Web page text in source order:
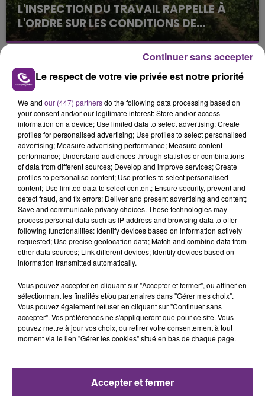
L'INSPECTION DU TRAVAIL RAPPELLE À
L'ORDRE SUR LES CONDITIONS DE...
Alors que les dates de début des vendange 2026
s'est avéré être plus précoce que prévu,
l'inspection du Travail en profite pour rappeler
les conditions de...
TITRES DIFFUSÉS
1h39
1h39
AMIR
On Dirait
1h36
1h36
ALEX WARREN
Fever Dream
Le respect de votre vie privée est notre priorité
We and our (447) partnersdo the following data processing based on
your consent and/or our legitimate interest: Store and/or access
information on a device; Use limited data to select advertising; Create
profiles for personalised advertising; Use profiles to select personalised
advertising; Measure advertising performance; Measure content
performance; Understand audiences through statistics or combinations
of data from different sources; Develop and improve services; Create
profiles to personalise content; Use profiles to select personalised
content; Use limited data to select content; Ensure security, prevent and
detect fraud, and fix errors; Deliver and present advertising and content;
Save and communicate privacy choices. These technologies may
process personal data such as IP address and browsing data to offer
following functionalities: Identify devices based on information actively
requested; Use precise geolocation data; Match and combine data from
other data sources; Link different devices; Identify devices based on
information transmitted automatically.
Vous pouvez accepter en cliquant sur "Accepter et fermer", ou affiner en
sélectionnant les finalités et/ou partenaires dans "Gérer mes choix".
Vous pouvez également refuser en cliquant sur "Continuer sans
accepter". Vos préférences ne s'appliqueront que pour ce site. Vous
pouvez mettre à jour vos choix, ou retirer votre consentement à tout
moment via le lien "Gérer les cookies" situé en bas de chaque page.
Accepter et fermer
Continuer sans accepter